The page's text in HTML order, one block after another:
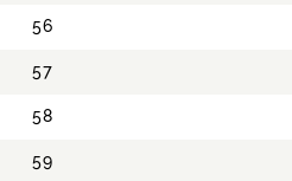
56
57
58
59